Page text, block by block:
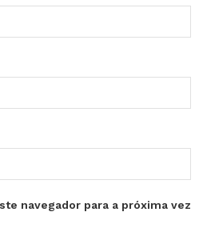
navegador para a próxima vez